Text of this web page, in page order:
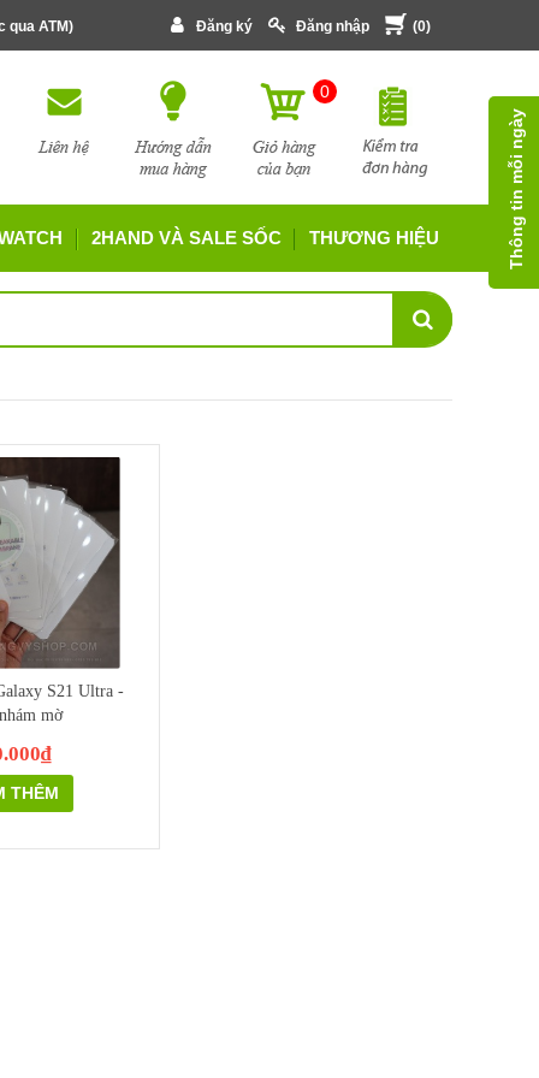
qua ATM) Đăng ký Đăng nhập (0)
0
2HAND VÀ SALE SỐC THƯƠNG HIỆU
S21 Ultra -
mờ
THÊM
Thông tin mỗi ngày